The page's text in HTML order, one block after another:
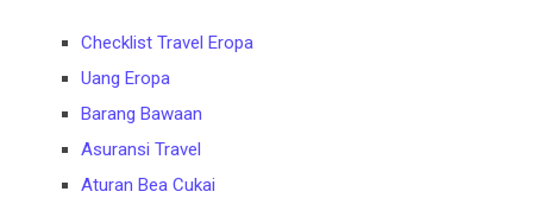
Checklist Travel Eropa
Uang Eropa
Barang Bawaan
Asuransi Travel
Aturan Bea Cukai